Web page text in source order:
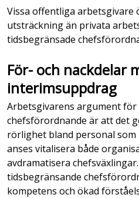
Vissa offentliga arbetsgivare
utsträckning än privata
tidsbegränsade
För- och nackdelar
interimsuppdrag
Arbetsgivarens argument för
chefsförordnande är att det
rörlighet bland personal
anses vitalisera både
avdramatisera
tidsbegränsande
kompetens och ökad